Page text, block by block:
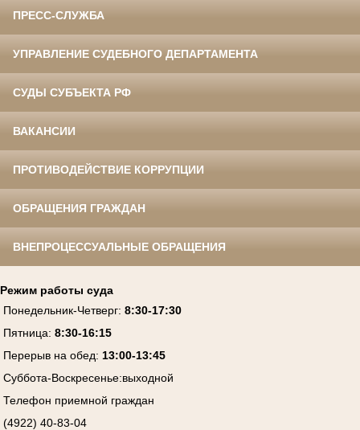
ПРЕСС-СЛУЖБА
УПРАВЛЕНИЕ СУДЕБНОГО ДЕПАРТАМЕНТА
СУДЫ СУБЪЕКТА РФ
ВАКАНСИИ
ПРОТИВОДЕЙСТВИЕ КОРРУПЦИИ
ОБРАЩЕНИЯ ГРАЖДАН
ВНЕПРОЦЕССУАЛЬНЫЕ ОБРАЩЕНИЯ
Режим работы суда
Понедельник-Четверг: 8:30-17:30
Пятница: 8:30-16:15
Перерыв на обед: 13:00-13:45
Суббота-Воскресенье:выходной
Телефон приемной граждан
(4922) 40-83-04